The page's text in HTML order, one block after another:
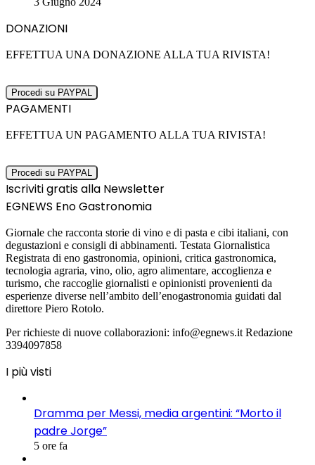
DONAZIONI
EFFETTUA UNA DONAZIONE ALLA TUA RIVISTA!
PAGAMENTI
EFFETTUA UN PAGAMENTO ALLA TUA RIVISTA!
Iscriviti gratis alla Newsletter
EGNEWS Eno Gastronomia
Giornale che racconta storie di vino e di pasta e cibi italiani, con
degustazioni e consigli di abbinamenti. Testata Giornalistica
Registrata di eno gastronomia, opinioni, critica gastronomica,
tecnologia agraria, vino, olio, agro alimentare, accoglienza e
turismo, che raccoglie giornalisti e opinionisti provenienti da
esperienze diverse nell’ambito dell’enogastronomia guidati dal
direttore Piero Rotolo.
Per richieste di nuove collaborazioni: info@egnews.it Redazione
3394097858
I più visti
Dramma per Messi, media argentini: “Morto il
padre Jorge”
5 ore fa